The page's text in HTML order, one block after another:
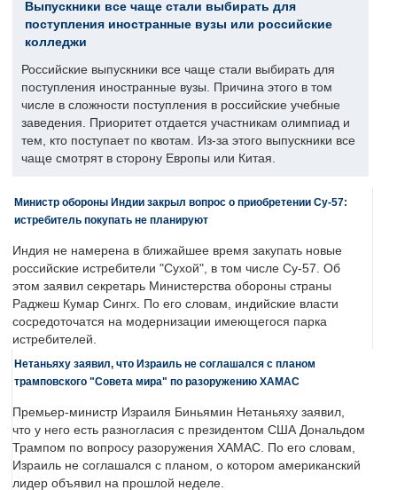
Выпускники все чаще стали выбирать для
поступления иностранные вузы или российские
колледжи
Российские выпускники все чаще стали выбирать для
поступления иностранные вузы. Причина этого в том
числе в сложности поступления в российские учебные
заведения. Приоритет отдается участникам олимпиад и
тем, кто поступает по квотам. Из-за этого выпускники все
чаще смотрят в сторону Европы или Китая.
Министр обороны Индии закрыл вопрос о приобретении Су-57:
истребитель покупать не планируют
Индия не намерена в ближайшее время закупать новые
российские истребители "Сухой", в том числе Су-57. Об
этом заявил секретарь Министерства обороны страны
Раджеш Кумар Сингх. По его словам, индийские власти
сосредоточатся на модернизации имеющегося парка
истребителей.
Нетаньяху заявил, что Израиль не соглашался с планом
трамповского "Совета мира" по разоружению ХАМАС
Премьер-министр Израиля Биньямин Нетаньяху заявил,
что у него есть разногласия с президентом США Дональдом
Трампом по вопросу разоружения ХАМАС. По его словам,
Израиль не соглашался с планом, о котором американский
лидер объявил на прошлой неделе.